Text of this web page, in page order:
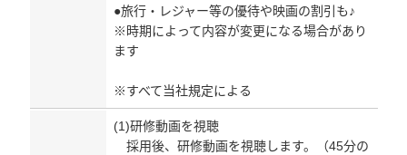
●旅行・レジャー等の優待や映画の割引も♪
※時期によって内容が変更になる場合があり
ます
※すべて当社規定による
(1)研修動画を視聴
採用後、研修動画を視聴します。（45分の